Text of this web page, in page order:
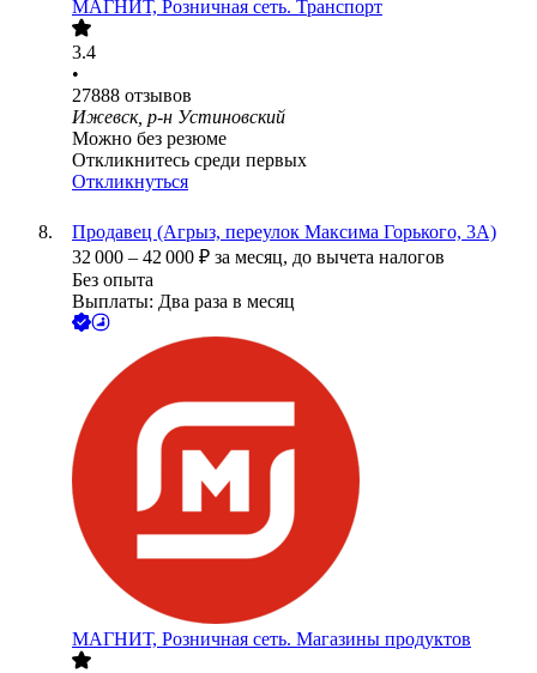
МАГНИТ, Розничная сеть. Транспорт
3.4
•
27888 отзывов
Ижевск, р-н Устиновский
Можно без резюме
Откликнитесь среди первых
Откликнуться
Продавец (Агрыз, переулок Максима Горького, 3А)
32 000 – 42 000 ₽ за месяц, до вычета налогов
Без опыта
Выплаты: Два раза в месяц
МАГНИТ, Розничная сеть. Магазины продуктов